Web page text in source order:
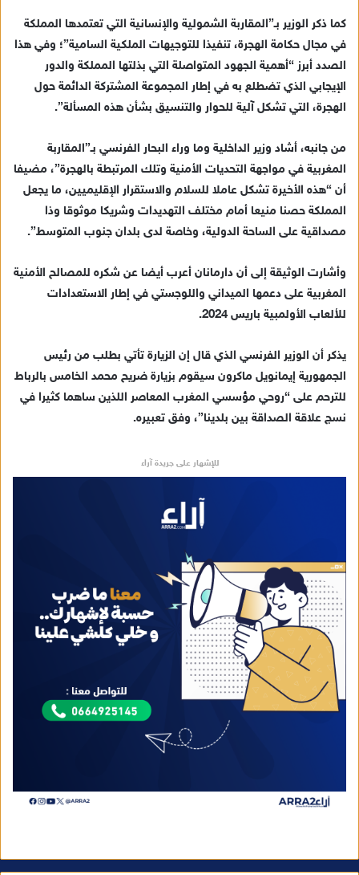
كما ذكر الوزير بـ”المقاربة الشمولية والإنسانية التي تعتمدها المملكة
في مجال حكامة الهجرة، تنفيذا للتوجيهات الملكية السامية”؛ وفي هذا
الصدد أبرز “أهمية الجهود المتواصلة التي بذلتها المملكة والدور
الإيجابي الذي تضطلع به في إطار المجموعة المشتركة الدائمة حول
الهجرة، التي تشكل آلية للحوار والتنسيق بشأن هذه المسألة”.
من جانبه، أشاد وزير الداخلية وما وراء البحار الفرنسي بـ”المقاربة
المغربية في مواجهة التحديات الأمنية وتلك المرتبطة بالهجرة”، مضيفا
أن “هذه الأخيرة تشكل عاملا للسلام والاستقرار الإقليميين، ما يجعل
المملكة حصنا منيعا أمام مختلف التهديدات وشريكا موثوقا وذا
مصداقية على الساحة الدولية، وخاصة لدى بلدان جنوب المتوسط”.
وأشارت الوثيقة إلى أن دارمانان أعرب أيضا عن شكره للمصالح الأمنية
المغربية على دعمها الميداني واللوجستي في إطار الاستعدادات
للألعاب الأولمبية باريس 2024.
يذكر أن الوزير الفرنسي الذي قال إن الزيارة تأتي بطلب من رئيس
الجمهورية إيمانويل ماكرون سيقوم بزيارة ضريح محمد الخامس بالرباط
للترحم على “روحي مؤسسي المغرب المعاصر اللذين ساهما كثيرا في
نسج علاقة الصداقة بين بلدينا”، وفق تعبيره.
للإشهار على جريدة آراء